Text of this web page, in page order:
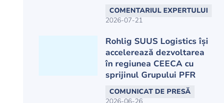
COMENTARIUL EXPERTULUI
2026-07-21
Rohlig SUUS Logistics își
accelerează dezvoltarea
în regiunea CEECA cu
sprijinul Grupului PFR
COMUNICAT DE PRESĂ